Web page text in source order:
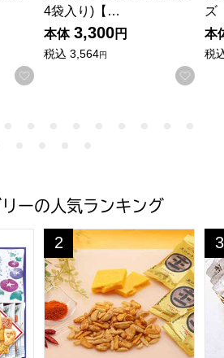
お気に入りに登録する
4袋入り)【…
本体 3,300円
税込 3,564円
お気
ズ
本
税
ーの人気ランキング
ん夏【夏の贈りもの・お中元】[16HB]
王様堂本店 王のかきたね詰
2
位 3
位